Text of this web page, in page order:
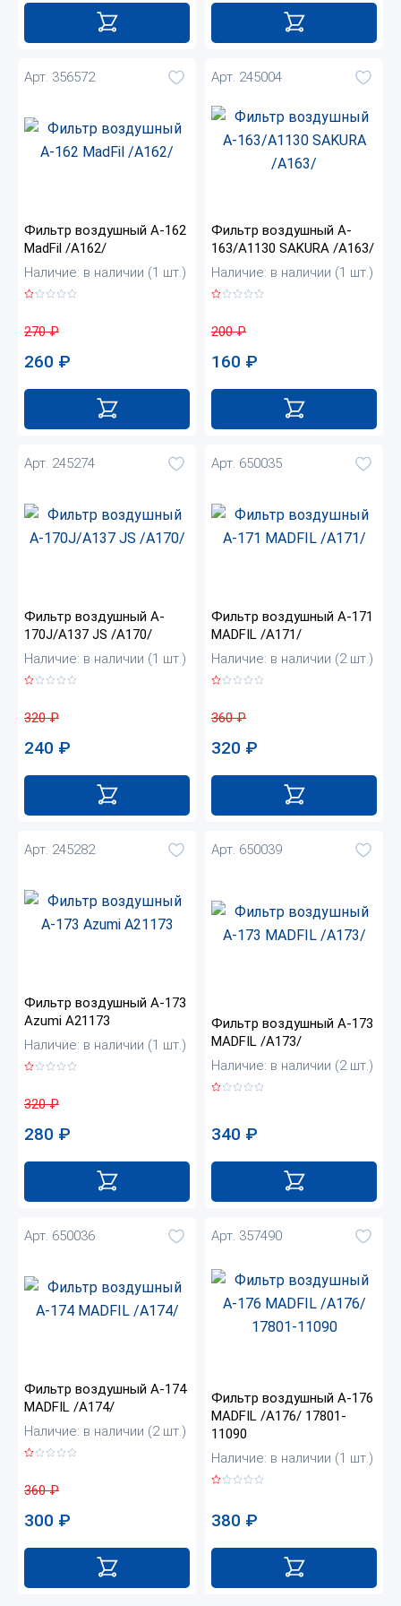
Арт. 356572
Фильтр воздушный A-162
MadFil /A162/
Наличие: в наличии (1 шт.)
270₽
260 ₽
Арт. 245004
Фильтр воздушный A-
163/А1130 SAKURA /A163/
Наличие: в наличии (1 шт.)
200₽
160 ₽
Арт. 245274
Фильтр воздушный A-
170J/А137 JS /A170/
Наличие: в наличии (1 шт.)
320₽
240 ₽
Арт. 650035
Фильтр воздушный A-171
MADFIL /A171/
Наличие: в наличии (2 шт.)
360₽
320 ₽
Арт. 245282
Фильтр воздушный A-173
Azumi A21173
Наличие: в наличии (1 шт.)
320₽
280 ₽
Арт. 650039
Фильтр воздушный A-173
MADFIL /A173/
Наличие: в наличии (2 шт.)
340 ₽
Арт. 650036
Фильтр воздушный A-174
MADFIL /A174/
Наличие: в наличии (2 шт.)
360₽
300 ₽
Арт. 357490
Фильтр воздушный A-176
MADFIL /A176/ 17801-
11090
Наличие: в наличии (1 шт.)
380 ₽